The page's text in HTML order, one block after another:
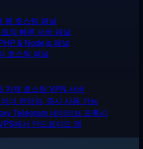
웹 호스팅 패널
의 빠른 서버 패널
& Node.js 패널
호스팅 패널
자체 호스팅 VPN 서버
너 런타임, 즉시 사용 가능
Telegram 네이티브 프록시
에서 안드로이드 앱